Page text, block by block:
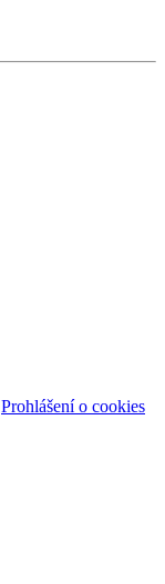
Prohlášení o cookies